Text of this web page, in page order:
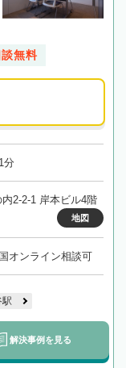
無料
分
2-2-1 岸本ビル4階
地図
オンライン相談可
駅
解決事例を見る